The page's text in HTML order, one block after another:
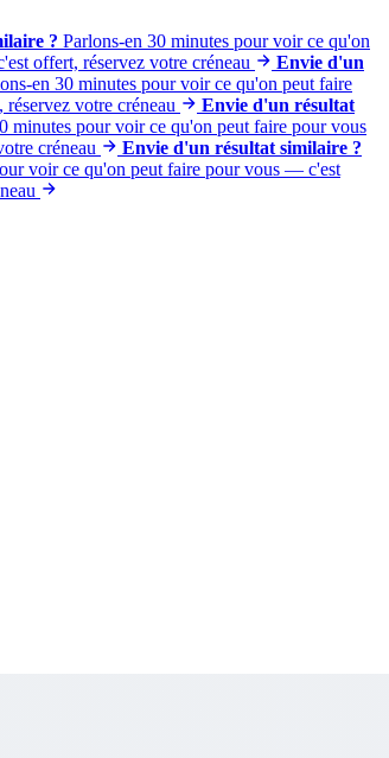
? Parlons-en 30 minutes pour voir ce qu'on
offert, réservez votre créneau
Envie d'un
en 30 minutes pour voir ce qu'on peut faire
votre créneau
Envie d'un résultat
minutes pour voir ce qu'on peut faire pour vous
créneau
Envie d'un résultat similaire ?
voir ce qu'on peut faire pour vous — c'est